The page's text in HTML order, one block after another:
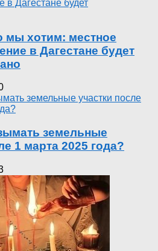
мы хотим: местное
в Дагестане будет
земельные
1 марта 2025 года?